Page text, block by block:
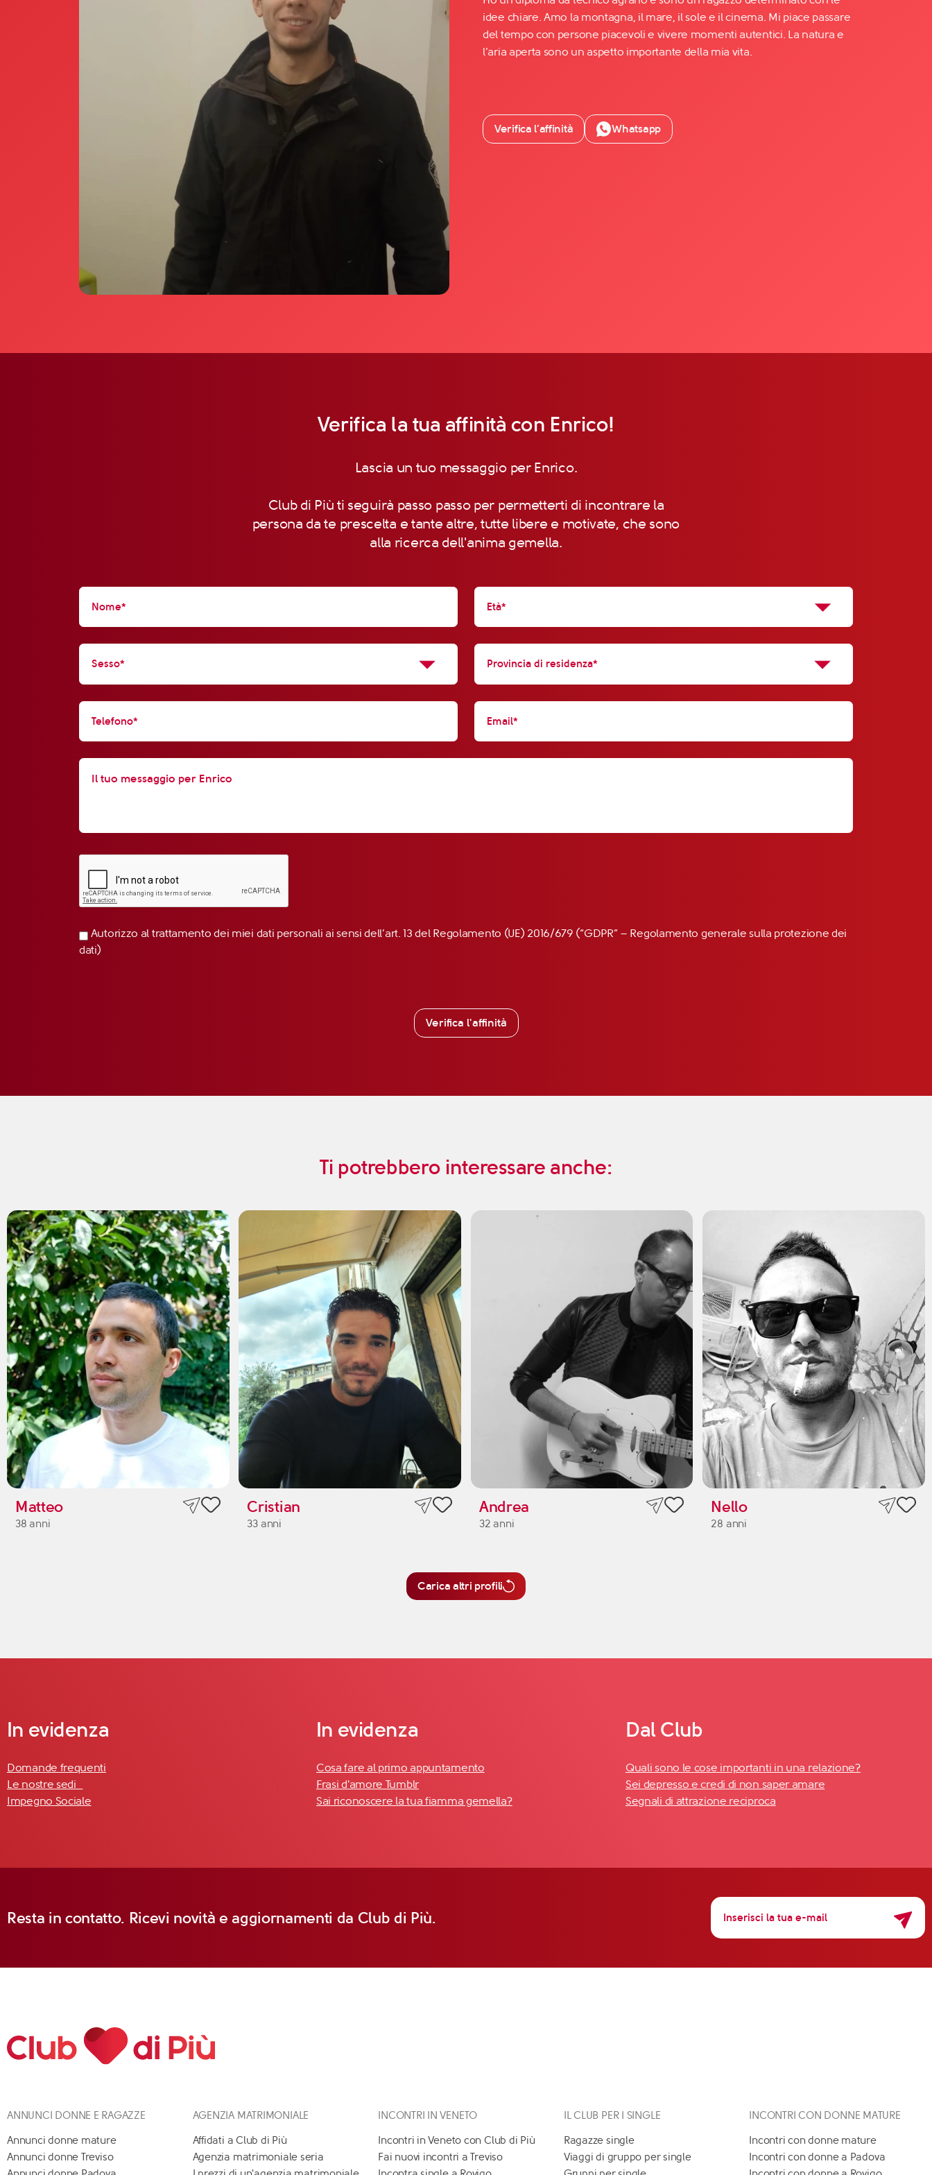
Facebook
TikTok
idee chiare. Amo la montagna, il mare, il sole e il cinema. Mi piace passare
del tempo con persone piacevoli e vivere momenti autentici. La natura e
l’aria aperta sono un aspetto importante della mia vita.
Verifica l’affinità Whatsapp
Verifica la tua affinità con Enrico!
Lascia un tuo messaggio per Enrico.
Club di Più ti seguirà passo passo per permetterti di incontrare la
persona da te prescelta e tante altre, tutte libere e motivate, che sono
alla ricerca dell'anima gemella.
Autorizzo al trattamento dei miei dati personali ai sensi dell’art. 13 del Regolamento (UE) 2016/679 (“GDPR” – Regolamento generale sulla protezione dei
dati)
Verifica l'affinità
Ti potrebbero interessare anche:
Matteo
38 anni
Cristian
33 anni
Andrea
32 anni
Nello
28 anni
Carica altri profili
In evidenza
Domande frequenti
Le nostre sedi
Impegno Sociale
In evidenza
Cosa fare al primo appuntamento
Frasi d'amore Tumblr
Sai riconoscere la tua fiamma gemella?
Dal Club
Quali sono le cose importanti in una relazione?
Sei depresso e credi di non saper amare
Segnali di attrazione reciproca
Resta in contatto. Ricevi novità e aggiornamenti da Club di Più.
ANNUNCI DONNE E RAGAZZE
Annunci donne mature
Annunci donne Treviso
AGENZIA MATRIMONIALE
Affidati a Club di Più
Agenzia matrimoniale seria
INCONTRI IN VENETO
Incontri in Veneto con Club di Più
Fai nuovi incontri a Treviso
IL CLUB PER I SINGLE
Ragazze single
Viaggi di gruppo per single
INCONTRI CON DONNE MATURE
Incontri con donne mature
Incontri con donne a Padova